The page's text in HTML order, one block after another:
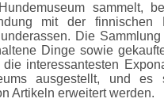
sammelt,
mit der finnischen
Die
Dinge sowie
die interessantesten
ausgestellt, und
Artikeln erweitert werden.